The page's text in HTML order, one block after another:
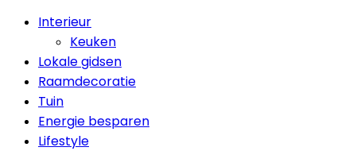
Interieur
Keuken
Lokale gidsen
Raamdecoratie
Tuin
Energie besparen
Lifestyle